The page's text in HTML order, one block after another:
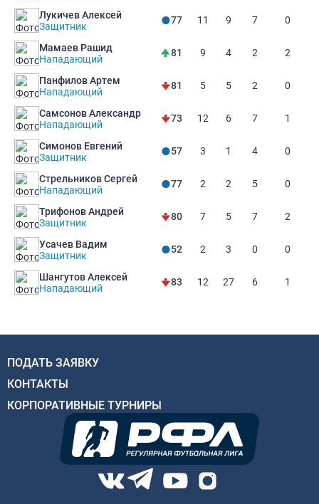
Лукичев Алексей
Защитник
77 11 9 7 0
Мамаев Рашид
Нападающий
81 9 4 2 2
Панфилов Артем
Нападающий
81 5 5 2 0
Самсонов Александр
Нападающий
73 12 6 7 1
Симонов Евгений
Защитник
57 3 1 4 0
Стрельников Сергей
Нападающий
77 2 2 5 0
Трифонов Андрей
Защитник
80 7 5 7 2
Усачев Вадим
Защитник
52 2 3 0 0
Шангутов Алексей
Нападающий
83 12 27 6 1
ПОДАТЬ ЗАЯВКУ
КОНТАКТЫ
КОРПОРАТИВНЫЕ ТУРНИРЫ